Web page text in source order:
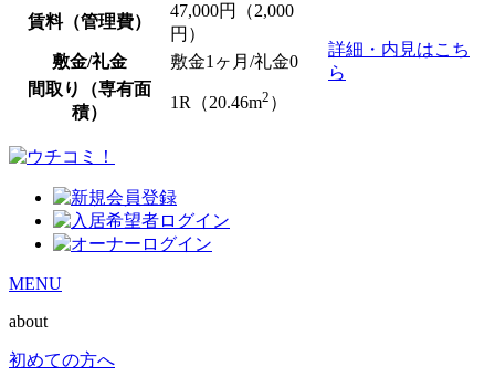
賃料（管理費）
47,000円（2,000
円）
詳細・内見はこち
ら
敷金/礼金 敷金1ヶ月/礼金0
間取り（専有面
積）
1R（20.46m2 ）
MENU
about
初めての方へ